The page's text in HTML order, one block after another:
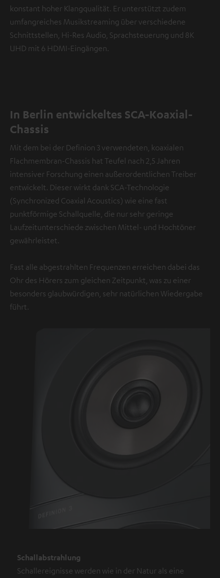
konstant hoher Klangqualität. Er unterstützt zudem
umfangreiches Musikstreaming über verschiedene
Schnittstellen, Hi-Res Audio, Sprachsteuerung und 8K
UHD mit 6 HDMI-Eingängen.
In Berlin entwickeltes SCA-Koaxial-
Chassis
Mit dem bei der Definion 3 verwendeten, koaxialen
Flachmembran-Chassis hat Teufel nach 2,5 Jahren
intensiver Forschung einen außerordentlichen Treiber
entwickelt. Dieser wirkt dank SCA-Technologie
(Synchronized Coaxial Acoustics) wie eine fast
punktförmige Schallquelle, die nur sehr geringe
Laufzeitunterschiede zwischen Mittel- und Hochtöner
gewährleistet.
Fast alle abgestrahlten Frequenzen erreichen dabei das
Ohr des Hörers zum gleichen Zeitpunkt, was zu einer
besonders glaubwürdigen, sehr natürlichen Wiedergabe
führt.
Schallabstrahlung
Schallereignisse werden wie in der Natur als eine